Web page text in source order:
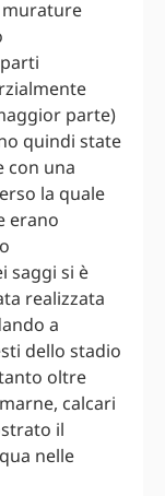
murature
parte)
quindi state
con una
la quale
erano
saggi si è
realizzata
a
dello stadio
oltre
calcari
il
nelle